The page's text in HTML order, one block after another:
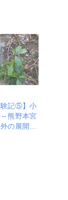
験記⑤】小
熊野本宮
の展開…